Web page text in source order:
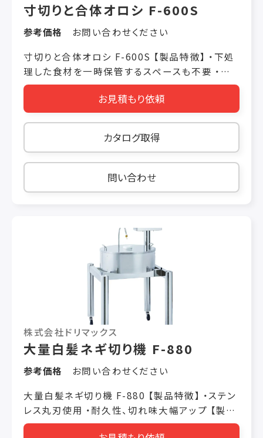
寸切りと合体オロシ F-600S
参考価格
お問い合わせください
寸切りと合体オロシ F-600S 【製品特徴】 ・下処
理した食材を一時保管するスペースも不要 ・オ
ロシ片なしで歩留まり向上 ・切りながら即座にお
× L650 × H1450（mm） 電動機 三相200V
3700W インバーター付 重量 90kg 使用時間 連
続 処理能力 毎時600 〜1000kg 粗さ調節 極
細・細・中・粗・鬼オロシ 安全装置 センサー感知
による回路遮断 オプション オロシドラム（極細・
細・中・粗・鬼オロシ用）
お見積もり依頼
カタログ取得
問い合わせ
株式会社ドリマックス
大量白髪ネギ切り機 F-880
参考価格
お問い合わせください
大量白髪ネギ切り機 F-880 【製品特徴】 ・ステン
レス丸刃使用 ・耐久性、切れ味大幅アップ 【製品
仕様】 機械寸法 W750 × L870 ×